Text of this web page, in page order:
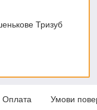
Тризуб
Оплата Умови